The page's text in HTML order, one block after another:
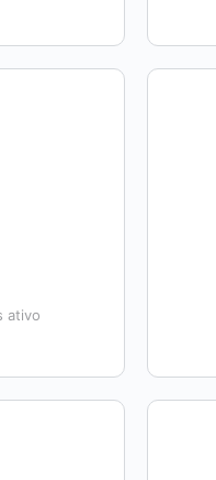
ativo